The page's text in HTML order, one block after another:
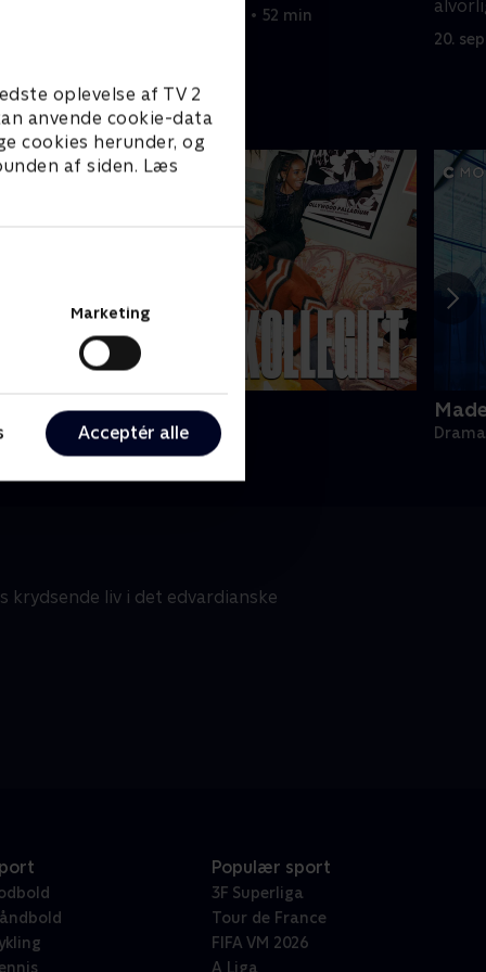
oplevelse af TV 2
anvende cookie-data
cookies herunder, og
af siden. Læs
Marketing
Acceptér alle
20. september 2022 • 52 min
også
20.
Kollegiet
• 1 sæsoner
liv i det edvardianske
Populær sport
3F Superliga
Tour de France
FIFA VM 2026
A Liga